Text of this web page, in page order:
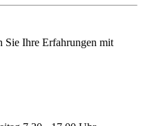
Sie Ihre Erfahrungen mit